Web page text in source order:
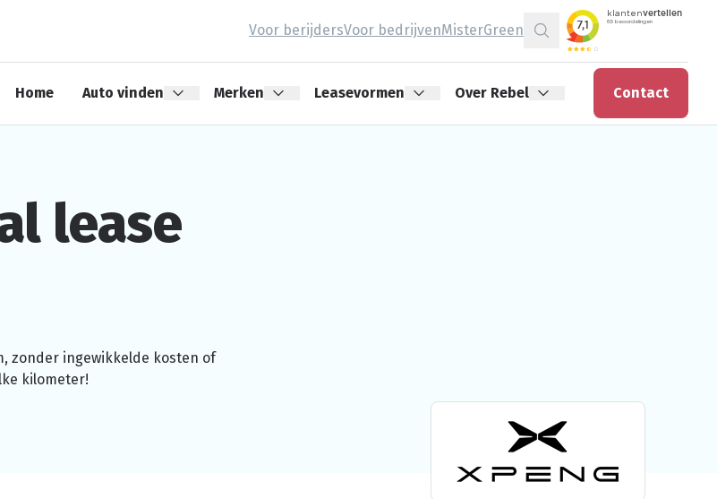
Voor berijdersVoor bedrijvenMisterGreen
Zoeken
Home Auto vinden Merken Leasevormen Over Rebel Contact
lease
zonder ingewikkelde kosten of
kilometer!